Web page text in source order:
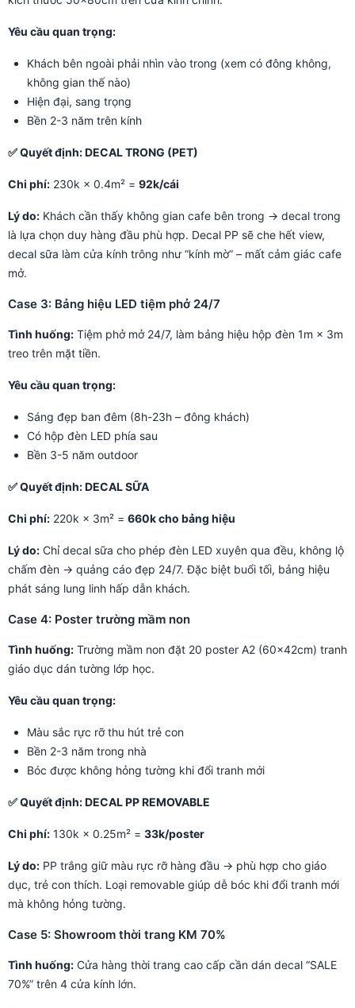
Yêu cầu quan trọng:
Khách bên ngoài phải nhìn vào trong (xem có đông không,
không gian thế nào)
Hiện đại, sang trọng
Bền 2-3 năm trên kính
✅ Quyết định: DECAL TRONG (PET)
Chi phí: 230k × 0.4m² = 92k/cái
Lý do: Khách cần thấy không gian cafe bên trong → decal trong
là lựa chọn duy hàng đầu phù hợp. Decal PP sẽ che hết view,
decal sữa làm cửa kính trông như “kính mờ” – mất cảm giác cafe
mở.
Case 3: Bảng hiệu LED tiệm phở 24/7
Tình huống: Tiệm phở mở 24/7, làm bảng hiệu hộp đèn 1m × 3m
treo trên mặt tiền.
Yêu cầu quan trọng:
Sáng đẹp ban đêm (8h-23h – đông khách)
Có hộp đèn LED phía sau
Bền 3-5 năm outdoor
✅ Quyết định: DECAL SỮA
Chi phí: 220k × 3m² = 660k cho bảng hiệu
Lý do: Chỉ decal sữa cho phép đèn LED xuyên qua đều, không lộ
chấm đèn → quảng cáo đẹp 24/7. Đặc biệt buổi tối, bảng hiệu
phát sáng lung linh hấp dẫn khách.
Case 4: Poster trường mầm non
Tình huống: Trường mầm non đặt 20 poster A2 (60×42cm) tranh
giáo dục dán tường lớp học.
Yêu cầu quan trọng:
Màu sắc rực rỡ thu hút trẻ con
Bền 2-3 năm trong nhà
Bóc được không hỏng tường khi đổi tranh mới
✅ Quyết định: DECAL PP REMOVABLE
Chi phí: 130k × 0.25m² = 33k/poster
Lý do: PP trắng giữ màu rực rỡ hàng đầu → phù hợp cho giáo
dục, trẻ con thích. Loại removable giúp dễ bóc khi đổi tranh mới
mà không hỏng tường.
Case 5: Showroom thời trang KM 70%
Tình huống: Cửa hàng thời trang cao cấp cần dán decal “SALE
70%” trên 4 cửa kính lớn.